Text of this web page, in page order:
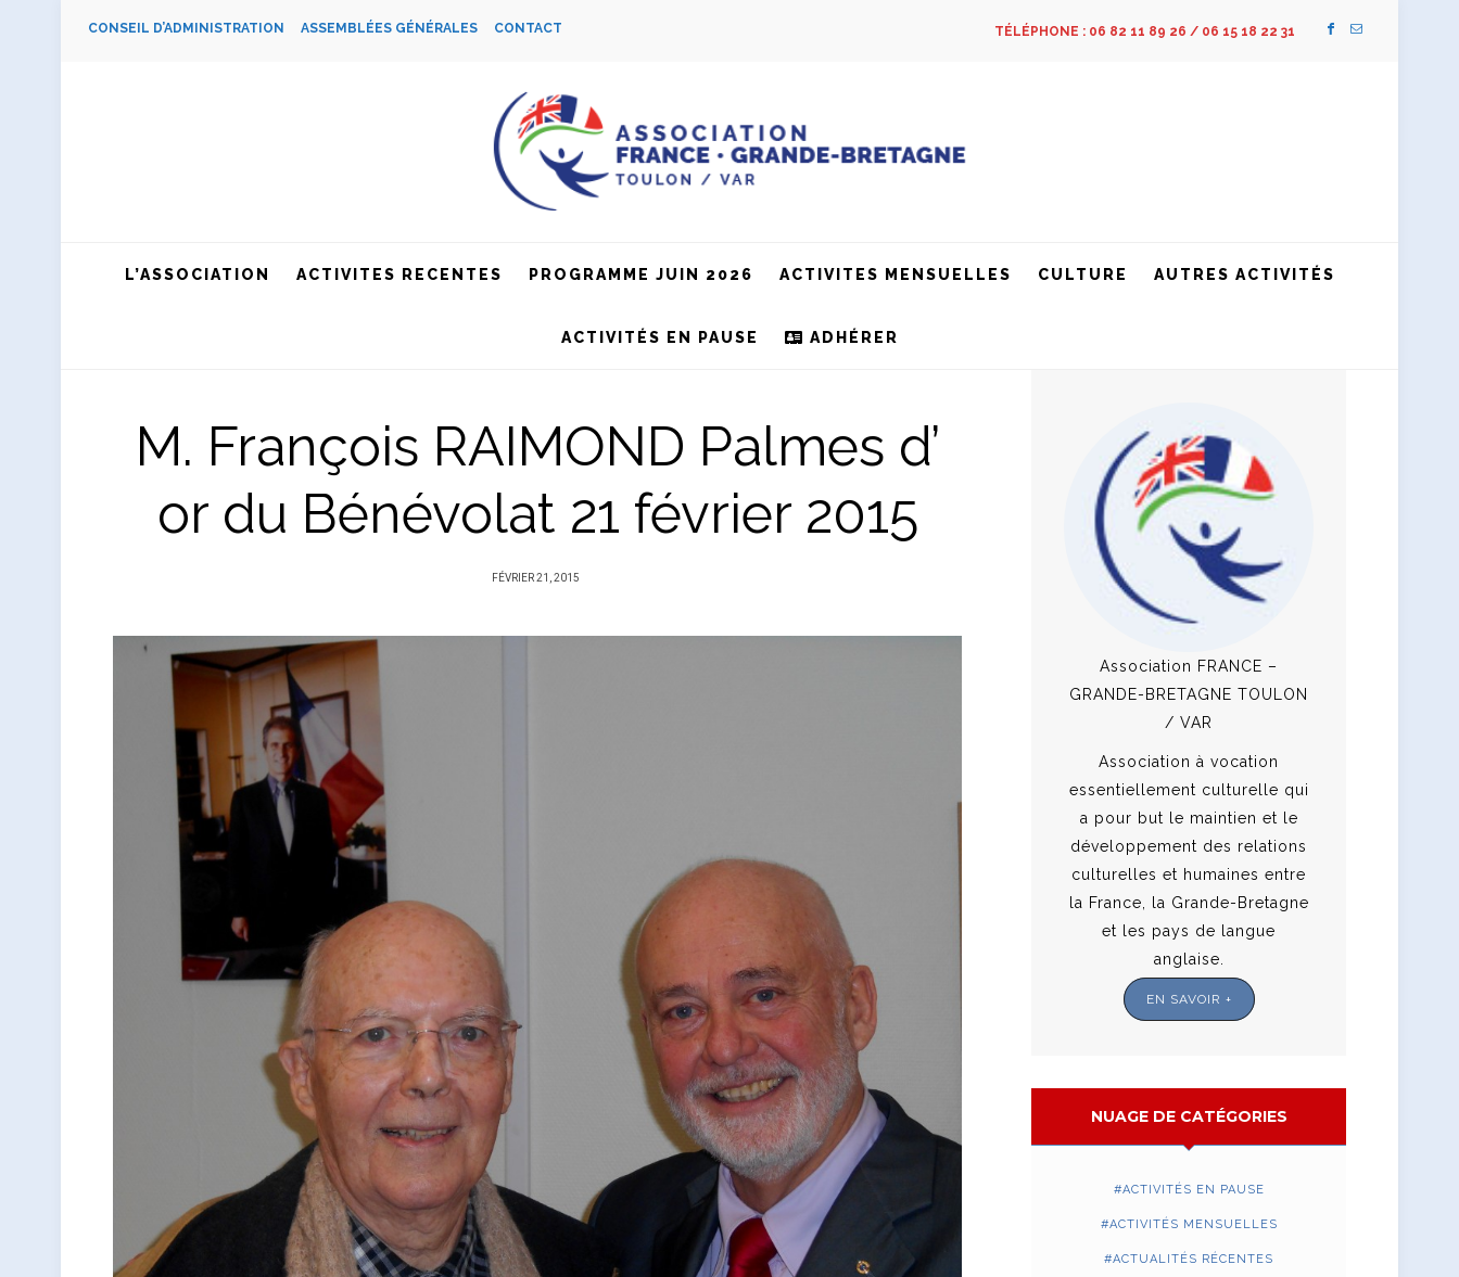
CONSEIL D’ADMINISTRATION ASSEMBLÉES GÉNÉRALES CONTACT TÉLÉPHONE : 06 82 11 89 26 / 06 15 18 22 31
L’ASSOCIATION ACTIVITES RECENTES PROGRAMME JUIN 2026 ACTIVITES MENSUELLES CULTURE AUTRES ACTIVITÉS
ACTIVITÉS EN PAUSE ADHÉRER
M. François RAIMOND Palmes d’
or du Bénévolat 21 février 2015
PUBLIÉ
FÉVRIER 21, 2015
Association FRANCE –
GRANDE-BRETAGNE TOULON
/ VAR
Association à vocation
essentiellement culturelle qui
a pour but le maintien et le
développement des relations
culturelles et humaines entre
la France, la Grande-Bretagne
et les pays de langue
anglaise.
EN SAVOIR +
NUAGE DE CATÉGORIES
ACTIVITÉS EN PAUSE
ACTIVITÉS MENSUELLES
ACTUALITÉS RÉCENTES